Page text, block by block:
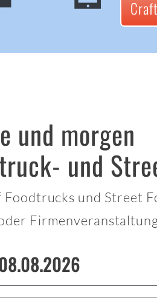
und morgen
und
Foodtrucks und Street